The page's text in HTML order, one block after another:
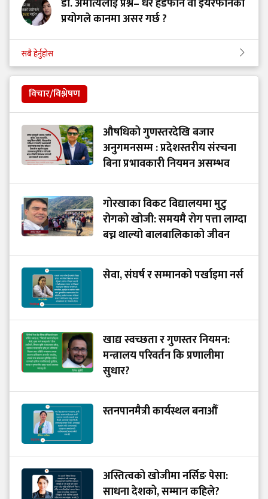
प्रयोगले कानमा असर गर्छ ?
सबै हेर्नुहोस
विचार/विश्लेषण
औषधिको गुणस्तरदेखि बजार
अनुगमनसम्म : प्रदेशस्तरीय संरचना
बिना प्रभावकारी नियमन असम्भव
गोरखाका विकट विद्यालयमा मुटु
रोगको खोजी: समयमै रोग पत्ता लाग्दा
बच्न थाल्यो बालबालिकाको जीवन
सेवा, संघर्ष र सम्मानको पर्खाइमा नर्स
खाद्य स्वच्छता र गुणस्तर नियमन:
मन्त्रालय परिवर्तन कि प्रणालीमा
सुधार?
स्तनपानमैत्री कार्यस्थल बनाऔँ
अस्तित्वको खोजीमा नर्सिङ पेसा:
साधना देशको, सम्मान कहिले?